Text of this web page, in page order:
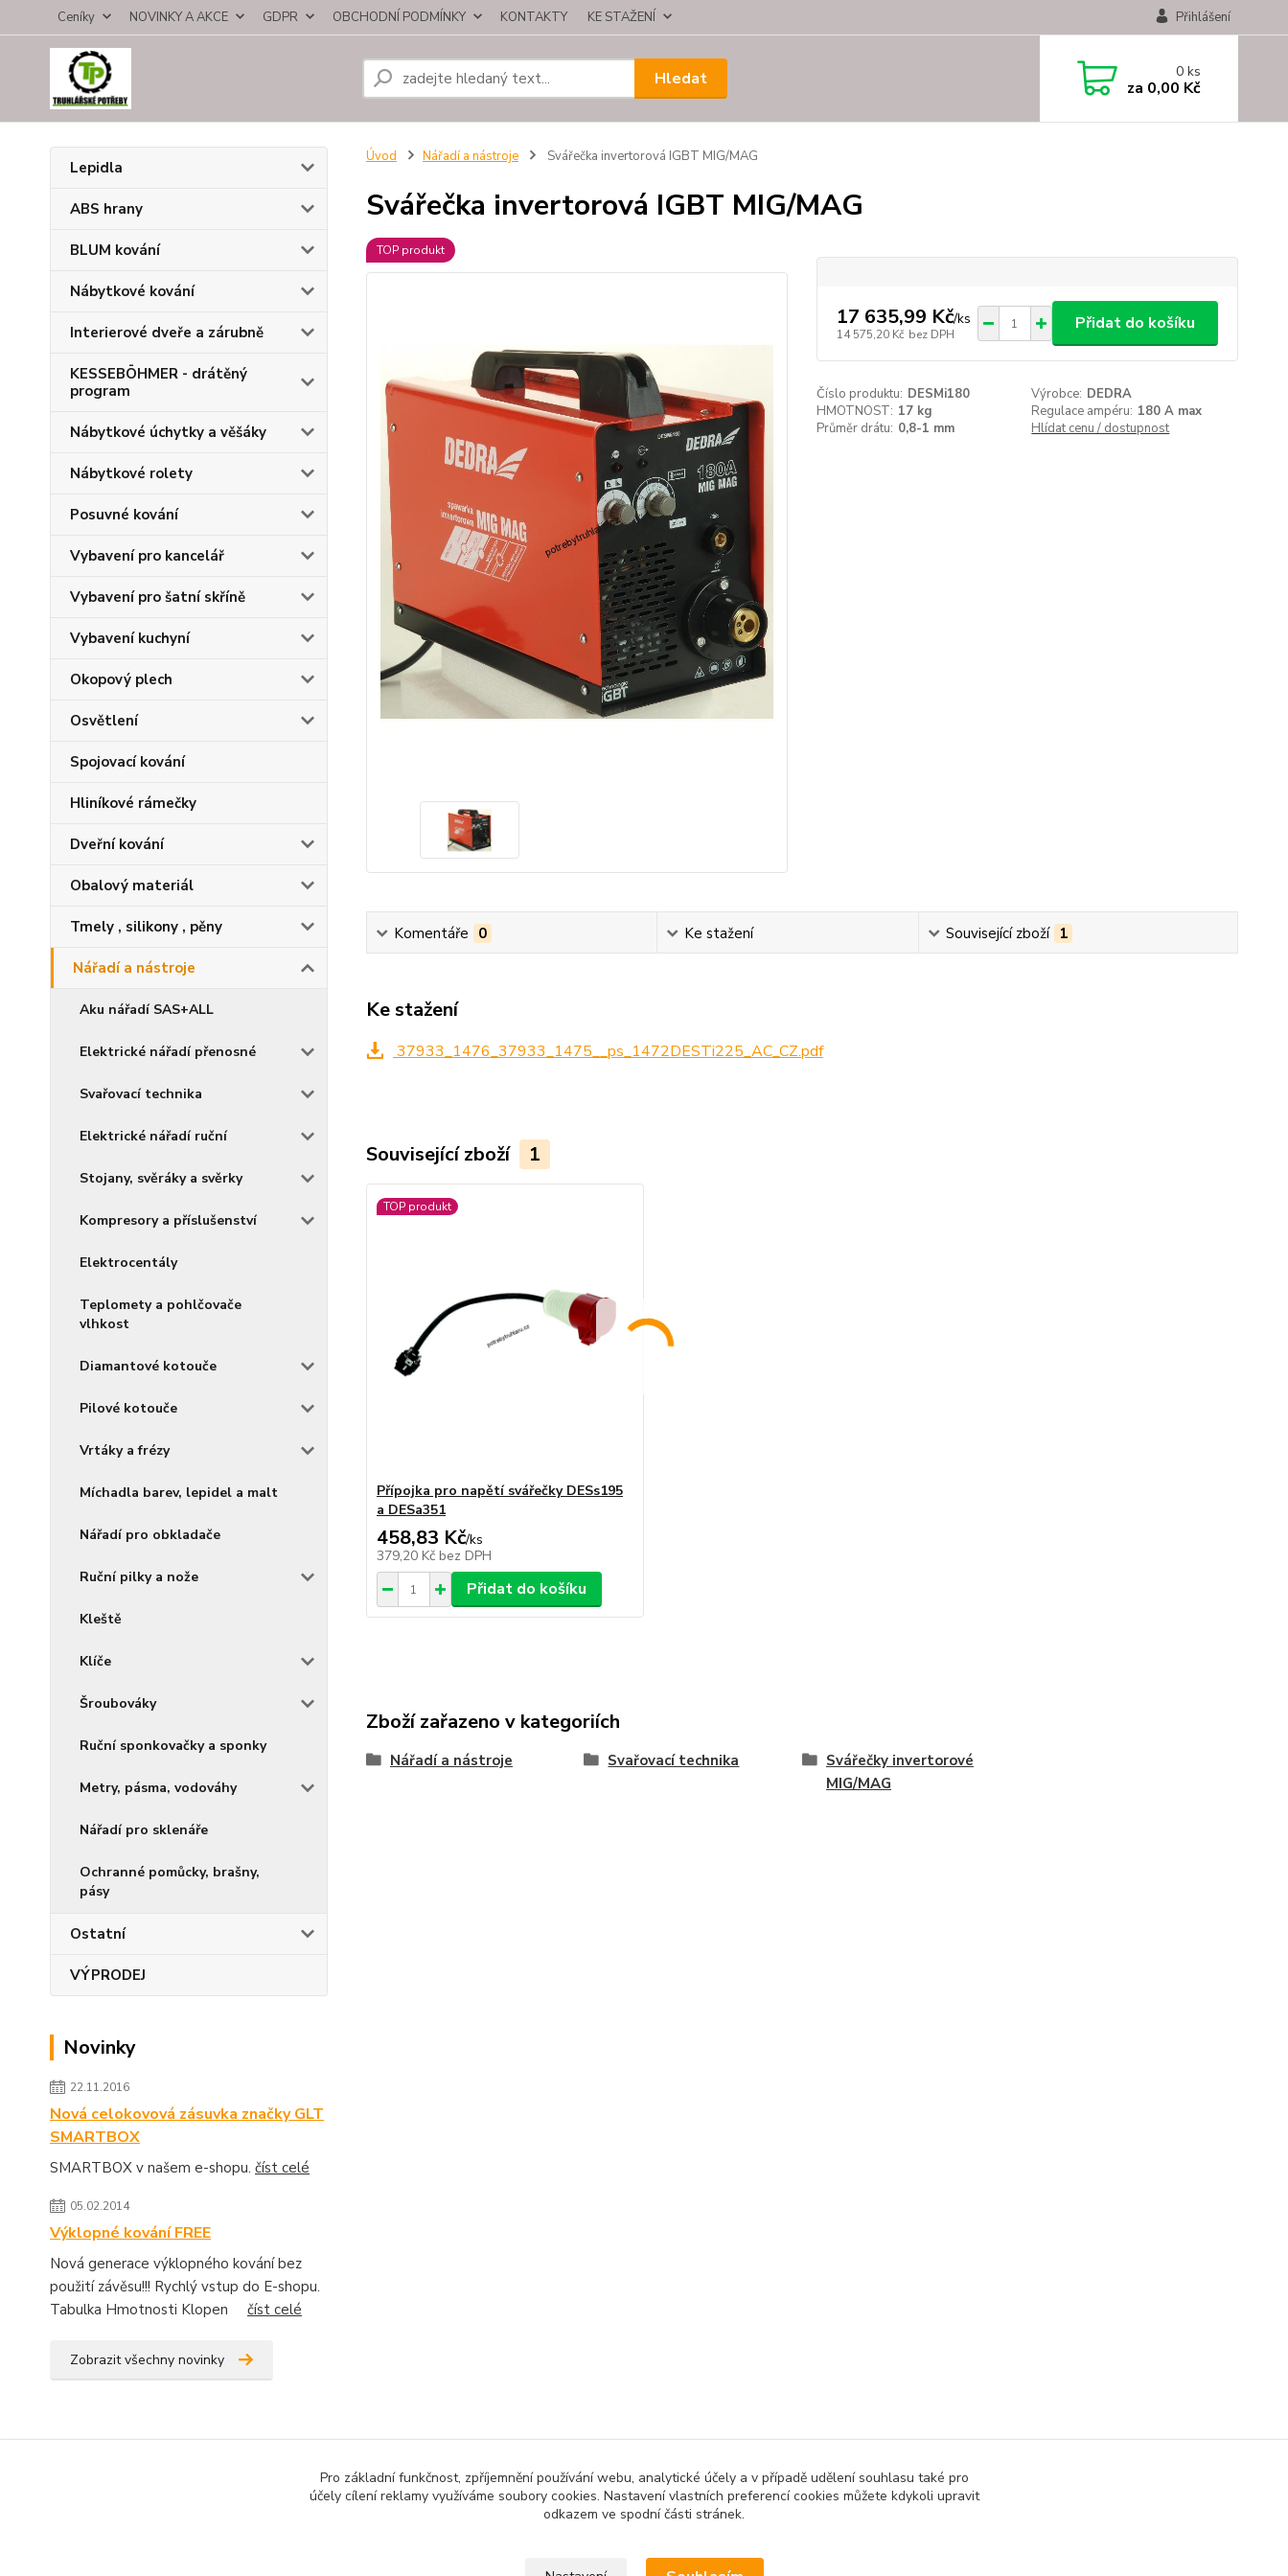
Ceníky NOVINKY A AKCE GDPR OBCHODNÍ PODMÍNKY KONTAKTY KE STAŽENÍ Přihlášení
Hledat 0ks
za 0,00 Kč
Lepidla
ABS hrany
BLUM kování
Nábytkové kování
Interierové dveře a zárubně
KESSEBÖHMER - drátěný
program
Nábytkové úchytky a věšáky
Nábytkové rolety
Posuvné kování
Vybavení pro kancelář
Vybavení pro šatní skříně
Vybavení kuchyní
Okopový plech
Osvětlení
Spojovací kování
Hliníkové rámečky
Dveřní kování
Obalový materiál
Tmely , silikony , pěny
Nářadí a nástroje
Aku nářadí SAS+ALL
Elektrické nářadí přenosné
Svařovací technika
Elektrické nářadí ruční
Stojany, svěráky a svěrky
Kompresory a příslušenství
Elektrocentály
Teplomety a pohlčovače
vlhkost
Diamantové kotouče
Pilové kotouče
Vrtáky a frézy
Míchadla barev, lepidel a malt
Nářadí pro obkladače
Ruční pilky a nože
Kleště
Klíče
Šroubováky
Ruční sponkovačky a sponky
Metry, pásma, vodováhy
Nářadí pro sklenáře
Ochranné pomůcky, brašny,
pásy
Ostatní
VÝPRODEJ
Novinky
22.11.2016
Nová celokovová zásuvka značky GLT
SMARTBOX
SMARTBOX v našem e-shopu. číst celé
05.02.2014
Výklopné kování FREE
Nová generace výklopného kování bez
použití závěsu!!! Rychlý vstup do E-shopu.
Tabulka Hmotnosti Klopen číst celé
Zobrazit všechny novinky
Úvod Nářadí a nástroje Svářečka invertorová IGBT MIG/MAG
Svářečka invertorová IGBT MIG/MAG
TOP produkt
17 635,99 Kč/ks
14 575,20 Kč bez DPH
Přidat do košíku
Číslo produktu: DESMi180 Výrobce: DEDRA
HMOTNOST: 17 kg Regulace ampéru: 180 A max
Průměr drátu: 0,8-1 mm Hlídat cenu / dostupnost
Komentáře 0 Ke stažení Související zboží 1
Ke stažení
37933_1476_37933_1475__ps_1472DESTi225_AC_CZ.pdf
Související zboží 1
TOP produkt
Přípojka pro napětí svářečky DESs195
a DESa351
458,83 Kč/ks
379,20 Kč bez DPH
Přidat do košíku
Zboží zařazeno v kategoriích
Nářadí a nástroje Svařovací technika
Svářečky invertorové
MIG/MAG
Upravit sběr cookies.
Pro základní funkčnost, zpříjemnění používání webu, analytické účely a v případě udělení souhlasu také pro
účely cílení reklamy využíváme soubory cookies. Nastavení vlastních preferencí cookies můžete kdykoli upravit
odkazem ve spodní části stránek.